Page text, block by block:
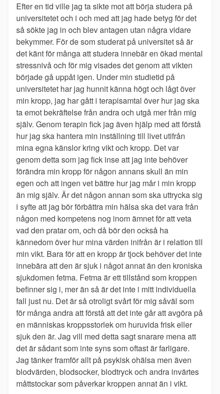
Efter en tid ville jag ta sikte mot att börja studera på
universitetet och i och med att jag hade betyg för det
så sökte jag in och blev antagen utan några vidare
bekymmer. För de som studerat på universitet så är
det känt för många att studera innebär en ökad mental
stressnivå och för mig visades det genom att vikten
började gå uppåt igen. Under min studietid på
universitetet har jag hunnit känna högt och lågt över
min kropp, jag har gått i terapisamtal över hur jag ska
ta emot bekräftelse från andra och utgå mer från mig
själv. Genom terapin fick jag även hjälp med att förstå
hur jag ska hantera min inställning till livet utifrån
mina egna känslor kring vikt och kropp. Det var
genom detta som jag fick inse att jag inte behöver
förändra min kropp för någon annans skull än min
egen och att ingen vet bättre hur jag mår i min kropp
än mig själv. Är det någon annan som ska uttrycka sig
i syfte att jag bör förbättra min hälsa ska det vara från
någon med kompetens nog inom ämnet för att veta
vad den pratar om, och då bör den också ha
kännedom över hur mina värden inifrån är i relation till
min vikt. Bara för att en kropp är tjock behöver det inte
innebära att den är sjuk i något annat än den kroniska
sjukdomen fetma. Fetma är ett tillstånd som kroppen
befinner sig i, mer än så är det inte i mitt individuella
fall just nu. Det är så otroligt svårt för mig såväl som
för många andra att förstå att det inte går att avgöra på
en människas kroppsstorlek om huruvida frisk eller
sjuk den är. Jag vill med detta sagt snarare mena att
det är sådant som inte syns som oftast är farligare.
Jag tänker framför allt på psykisk ohälsa men även
blodvärden, blodsocker, blodtryck och andra invärtes
måttstockar som påverkar kroppen annat än i vikt.